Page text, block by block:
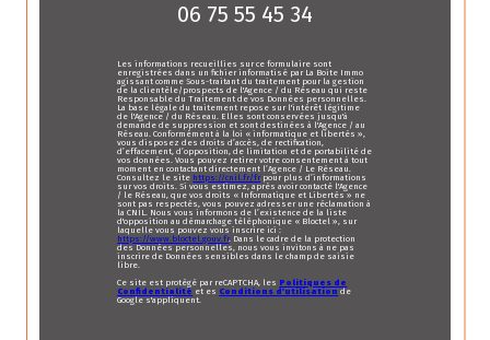
06 75 55 45 34
Les informations recueillies sur ce formulaire sont
enregistrées dans un fichier informatisé par La Boite Immo
agissant comme Sous-traitant du traitement pour la gestion
de la clientèle/prospects de l'Agence / du Réseau qui reste
Responsable du Traitement de vos Données personnelles.
La base légale du traitement repose sur l'intérêt légitime
de l'Agence / du Réseau. Elles sont conservées jusqu'à
demande de suppression et sont destinées à l'Agence / au
Réseau. Conformément à la loi « informatique et libertés »,
vous disposez des droits d’accès, de rectification,
d’effacement, d’opposition, de limitation et de portabilité de
vos données. Vous pouvez retirer votre consentement à tout
moment en contactant directement l’Agence / Le Réseau.
Consultez le site https://cnil.fr/frpour plus d’informations
sur vos droits. Si vous estimez, après avoir contacté l'Agence
/ le Réseau, que vos droits « Informatique et Libertés » ne
sont pas respectés, vous pouvez adresser une réclamation à
la CNIL. Nous vous informons de l’existence de la liste
d'opposition au démarchage téléphonique « Bloctel », sur
laquelle vous pouvez vous inscrire ici :
https://www.bloctel.gouv.fr. Dans le cadre de la protection
des Données personnelles, nous vous invitons à ne pas
inscrire de Données sensibles dans le champ de saisie
libre.
Ce site est protégé par reCAPTCHA, les Politiques de
Confidentialité et es Conditions d'utilisation de
Google s'appliquent.